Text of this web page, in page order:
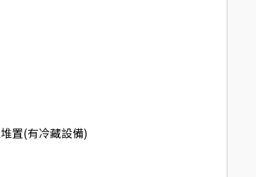
置(有冷藏設備)